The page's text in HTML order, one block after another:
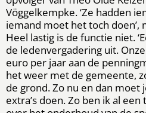
Vöggelkempke. ‘Ze hadden
iemand moet het toch doen’,
Heel lastig is de functie niet.
de ledenvergadering uit.
euro per jaar aan de
het weer met de gemeente,
de grond. Zo nu en dan moet
extra’s doen. Zo ben ik al